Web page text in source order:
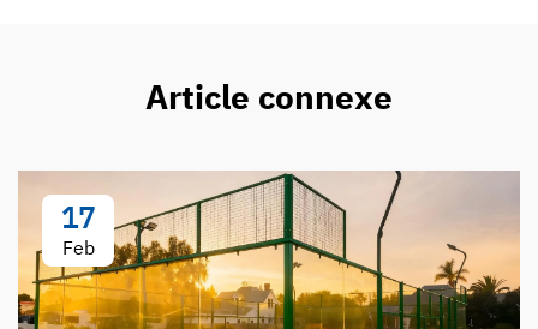
Article connexe
17
Feb